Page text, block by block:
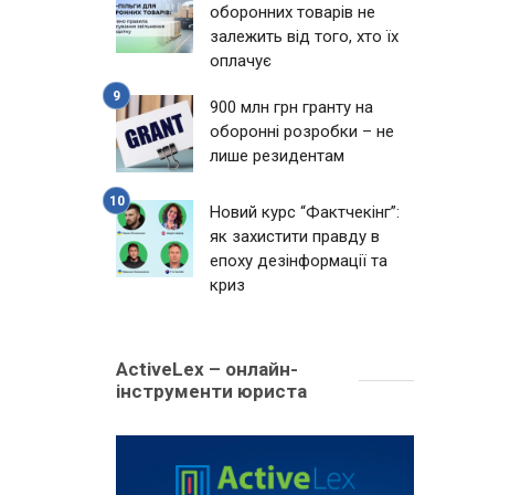
оборонних товарів не
залежить від того, хто їх
оплачує
900 млн грн гранту на
оборонні розробки – не
лише резидентам
Новий курс “Фактчекінг”:
як захистити правду в
епоху дезінформації та
криз
ActiveLex – онлайн-
інструменти юриста